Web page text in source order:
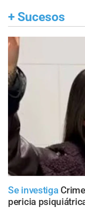
+ Sucesos
Se investiga
pericia